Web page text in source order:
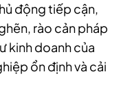
động tiếp cận,
rào cản pháp
kinh doanh của
ổn định và cải